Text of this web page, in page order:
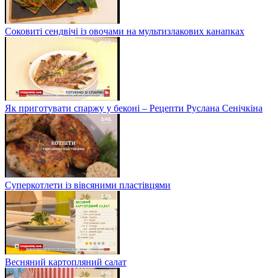
Соковиті сендвічі із овочами на мультизлакових канапках
Як приготувати спаржу у беконі – Рецепти Руслана Сенічкіна
Суперкотлети із вівсяними пластівцями
Весняний картопляний салат